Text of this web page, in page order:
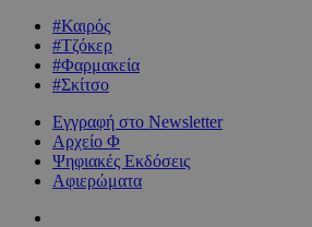
#Καιρός
#Τζόκερ
#Φαρμακεία
#Σκίτσο
Εγγραφή στο Newsletter
Αρχείο Φ
Ψηφιακές Εκδόσεις
Αφιερώματα